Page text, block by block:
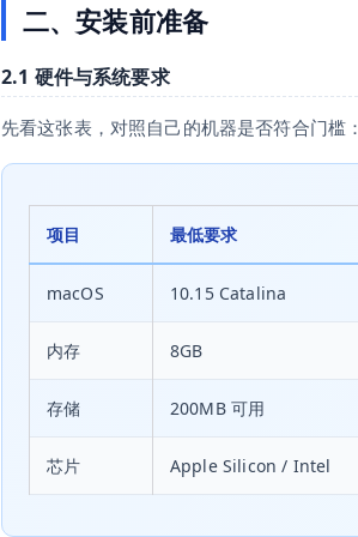
二、安装前准备
2.1 硬件与系统要求
先看这张表，对照自己的机器是否符合门槛：
项目 最低要求
macOS 10.15 Catalina
内存 8GB
存储 200MB 可用
芯片 Apple Silicon / Intel